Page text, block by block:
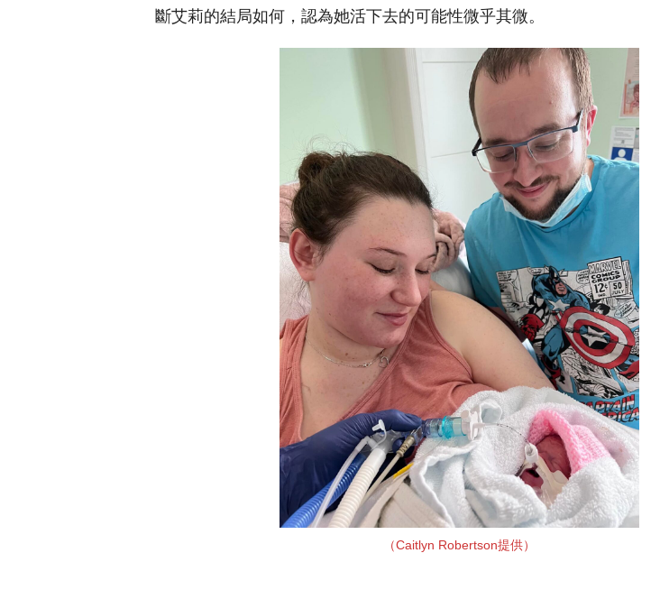
斷艾莉的結局如何，認為她活下去的可能性微乎其微。
（Caitlyn Robertson提供）